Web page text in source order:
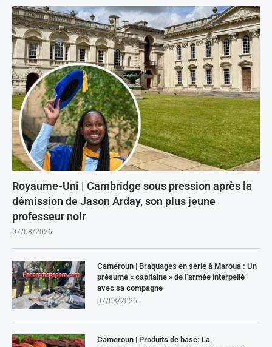
Royaume-Uni | Cambridge sous pression après la
démission de Jason Arday, son plus jeune
professeur noir
07/08/2026
Cameroun | Braquages en série à Maroua : Un
présumé « capitaine » de l’armée interpellé
avec sa compagne
07/08/2026
Cameroun | Produits de base: La